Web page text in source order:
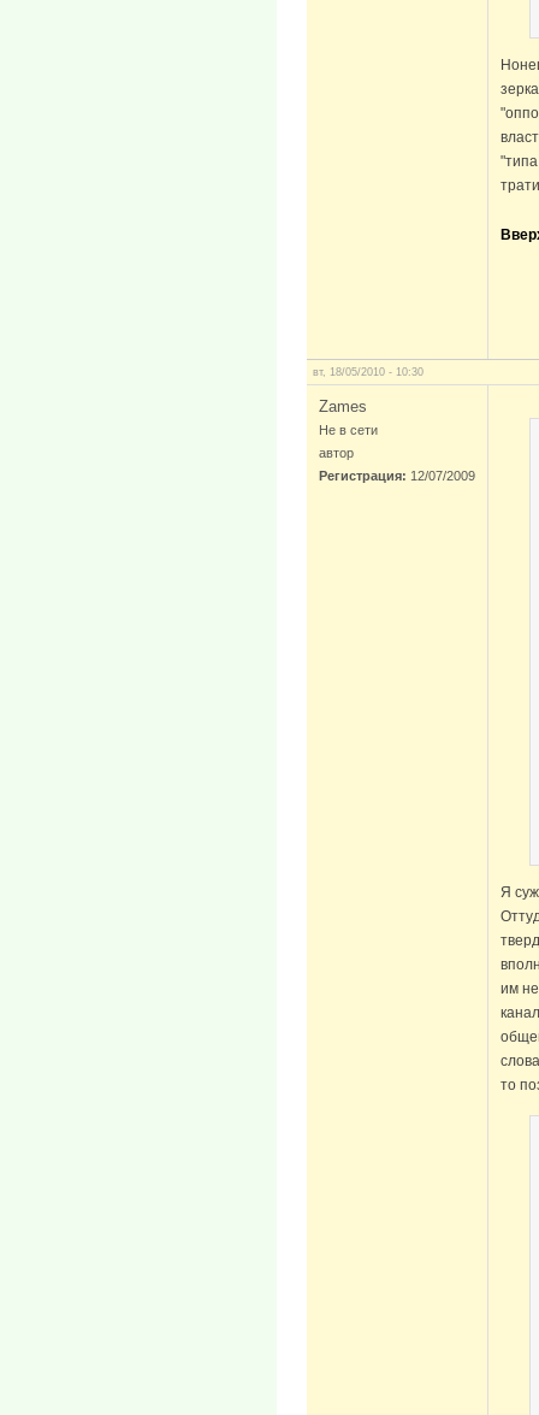
вт, 18/05/2010 - 10:30
Zames
Не в сети
автор
Регистрация: 12/07/2009
Я
им
то